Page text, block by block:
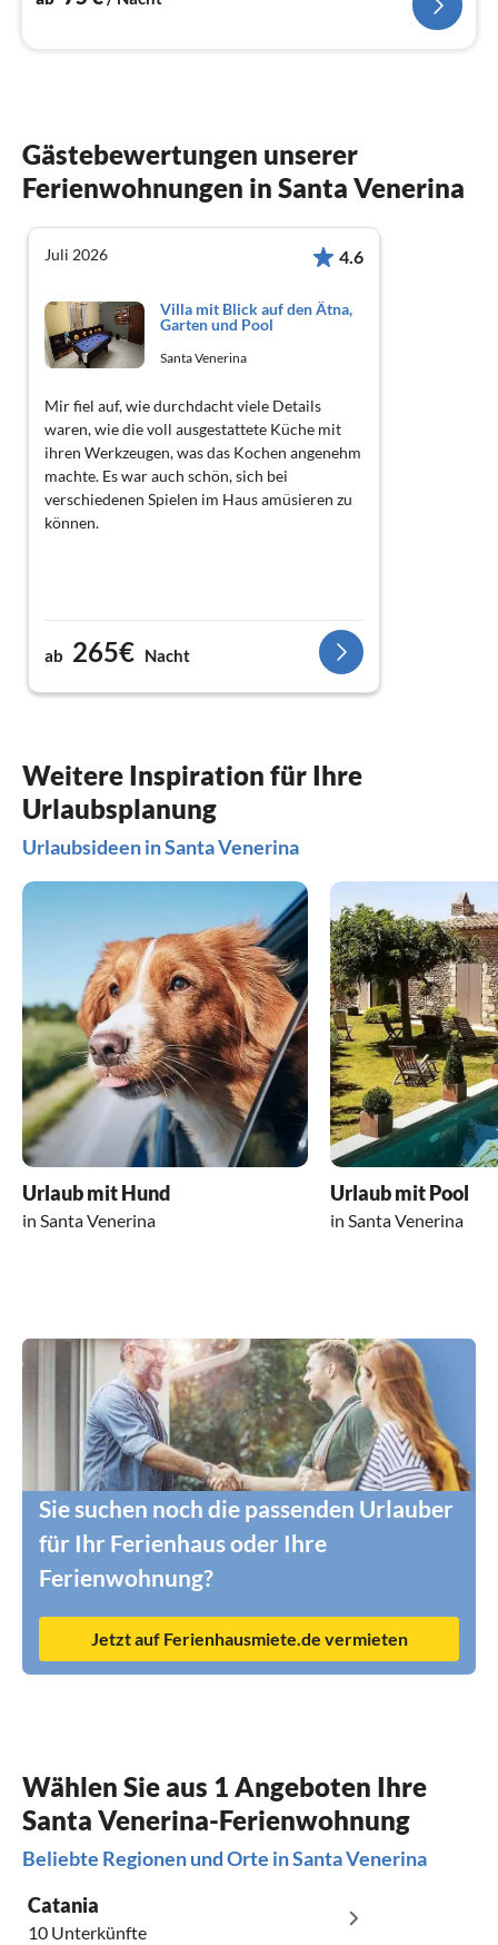
Gästebewertungen unserer
Ferienwohnungen in Santa Venerina
Juli 2026 4.6
Villa mit Blick auf den Ätna,
Garten und Pool
Santa Venerina
Mir fiel auf, wie durchdacht viele Details
waren, wie die voll ausgestattete Küche mit
ihren Werkzeugen, was das Kochen angenehm
machte. Es war auch schön, sich bei
verschiedenen Spielen im Haus amüsieren zu
können.
ab 265€ Nacht
Weitere Inspiration für Ihre
Urlaubsplanung
Urlaubsideen in Santa Venerina
Urlaub mit Hund
in Santa Venerina
Urlaub mit Pool
in Santa Venerina
Sie suchen noch die passenden Urlauber
für Ihr Ferienhaus oder Ihre
Ferienwohnung?
Jetzt auf Ferienhausmiete.de vermieten
Wählen Sie aus 1 Angeboten Ihre
Santa Venerina-Ferienwohnung
Beliebte Regionen und Orte in Santa Venerina
Catania
10 Unterkünfte